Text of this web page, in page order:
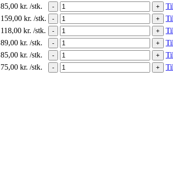
85,00 kr. /stk. - +
159,00 kr. /stk. - +
118,00 kr. /stk. - +
89,00 kr. /stk. - +
85,00 kr. /stk. - +
75,00 kr. /stk. - +